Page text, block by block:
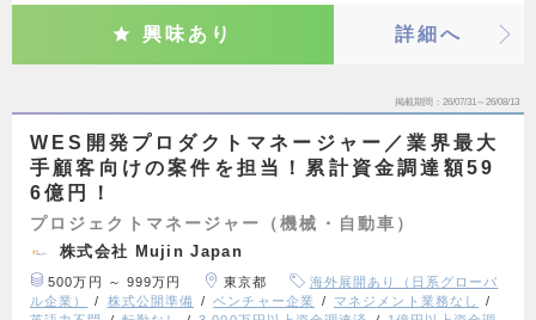
興味あり 詳細へ
掲載期間 26/07/31～26/08/13
WES開発プロダクトマネージャー／業界最大
手顧客向けの案件を担当！累計資金調達額59
6億円！
プロジェクトマネージャー（機械・自動車）
株式会社 Mujin Japan
500万円 ～ 999万円 東京都
海外展開あり（日系グローバ
ル企業）
株式公開準備 ベンチャー企業
マネジメント業務なし